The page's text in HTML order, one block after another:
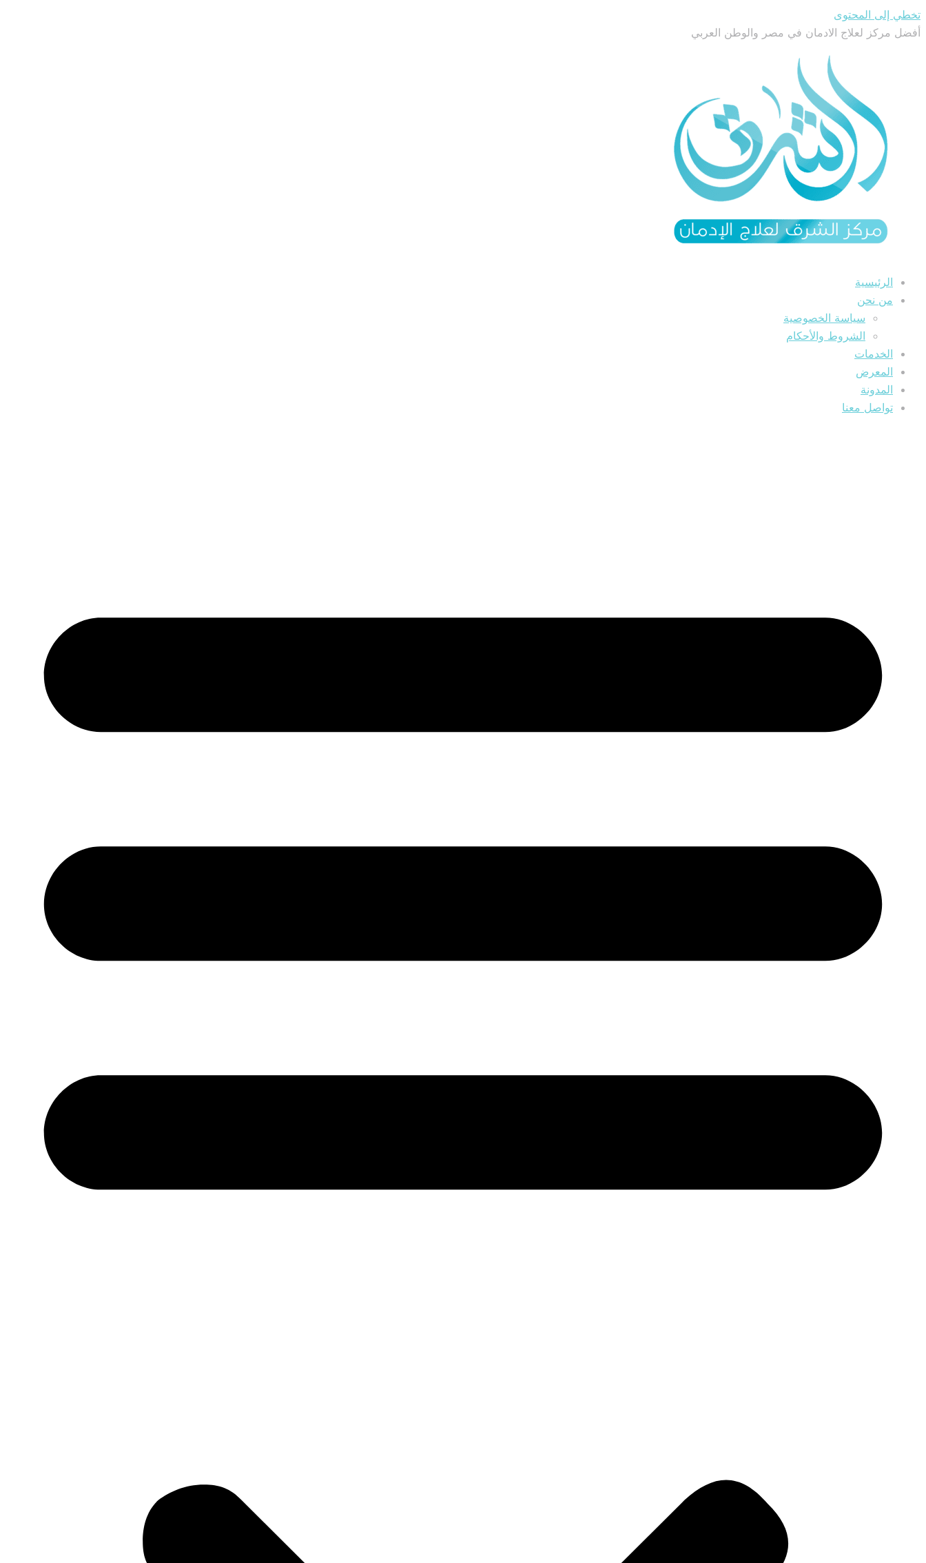
تخطي إلى المحتوى
أفضل مركز لعلاج الادمان في مصر والوطن العربي
الرئيسية
من نحن
سياسة الخصوصية
الشروط والأحكام
الخدمات
المعرض
المدونة
تواصل معنا